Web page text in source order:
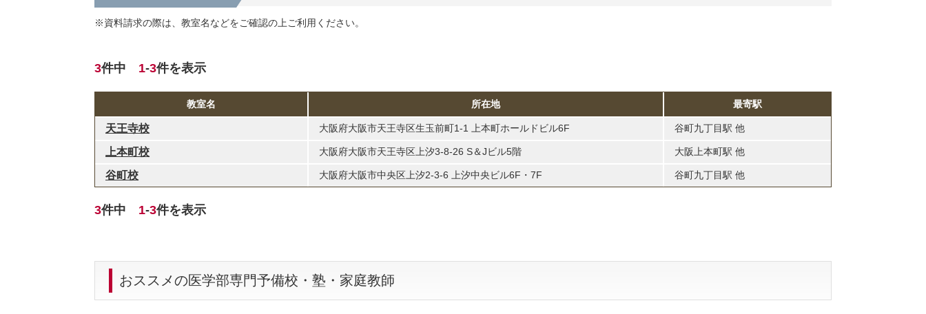
※資料請求の際は、教室名などをご確認の上ご利用ください。
3件中 1-3件を表示
教室名 所在地 最寄駅
天王寺校 大阪府大阪市天王寺区生玉前町1-1 上本町ホールドビル6F 谷町九丁目駅 他
上本町校 大阪府大阪市天王寺区上汐3-8-26 S＆Jビル5階 大阪上本町駅 他
谷町校 大阪府大阪市中央区上汐2-3-6 上汐中央ビル6F・7F 谷町九丁目駅 他
3件中 1-3件を表示
おススメの医学部専門予備校・塾・家庭教師